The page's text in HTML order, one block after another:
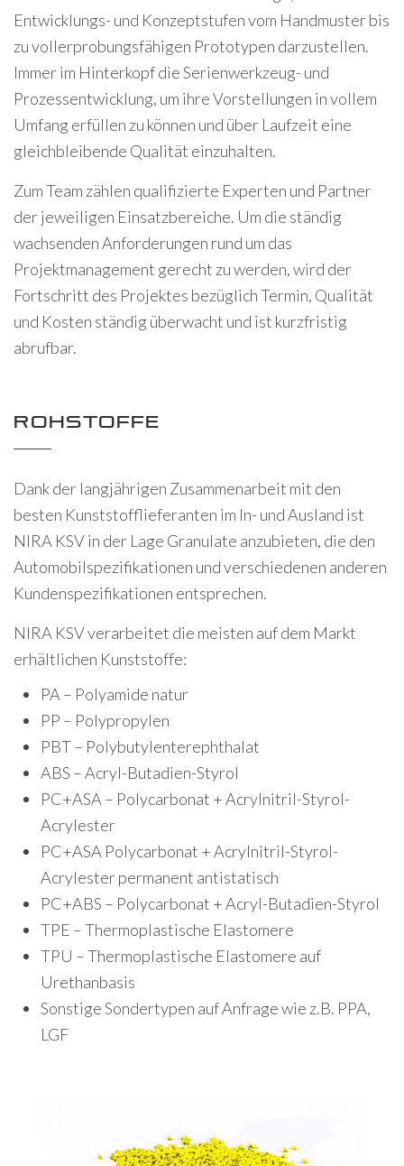
Entwicklungs- und Konzeptstufen vom Handmuster bis
zu vollerprobungsfähigen Prototypen darzustellen.
Immer im Hinterkopf die Serienwerkzeug- und
Prozessentwicklung, um ihre Vorstellungen in vollem
Umfang erfüllen zu können und über Laufzeit eine
gleichbleibende Qualität einzuhalten.
Zum Team zählen qualifizierte Experten und Partner
der jeweiligen Einsatzbereiche. Um die ständig
wachsenden Anforderungen rund um das
Projektmanagement gerecht zu werden, wird der
Fortschritt des Projektes bezüglich Termin, Qualität
und Kosten ständig überwacht und ist kurzfristig
abrufbar.
ROHSTOFFE
Dank der langjährigen Zusammenarbeit mit den
besten Kunststofflieferanten im In- und Ausland ist
NIRA KSV in der Lage Granulate anzubieten, die den
Automobilspezifikationen und verschiedenen anderen
Kundenspezifikationen entsprechen.
NIRA KSV verarbeitet die meisten auf dem Markt
erhältlichen Kunststoffe:
PA – Polyamide natur
PP – Polypropylen
PBT – Polybutylenterephthalat
ABS – Acryl-Butadien-Styrol
PC+ASA – Polycarbonat + Acrylnitril-Styrol-
Acrylester
PC+ASA Polycarbonat + Acrylnitril-Styrol-
Acrylester permanent antistatisch
PC+ABS – Polycarbonat + Acryl-Butadien-Styrol
TPE – Thermoplastische Elastomere
TPU – Thermoplastische Elastomere auf
Urethanbasis
Sonstige Sondertypen auf Anfrage wie z.B. PPA,
LGF